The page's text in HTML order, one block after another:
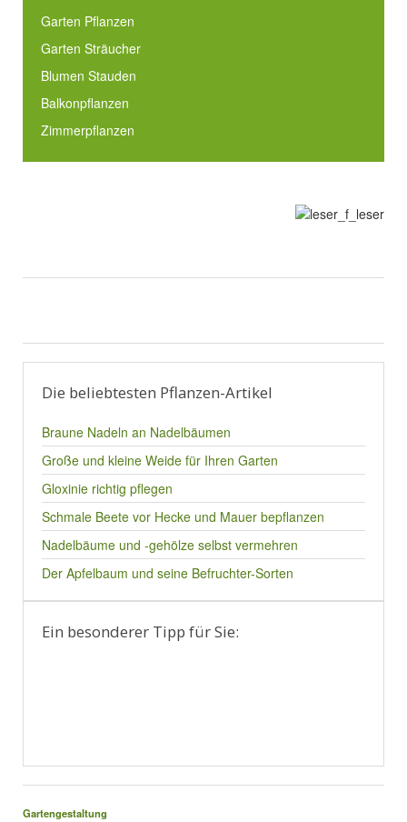
Garten Pflanzen
Garten Sträucher
Blumen Stauden
Balkonpflanzen
Zimmerpflanzen
Die beliebtesten Pflanzen-Artikel
Braune Nadeln an Nadelbäumen
Große und kleine Weide für Ihren Garten
Gloxinie richtig pflegen
Schmale Beete vor Hecke und Mauer bepflanzen
Nadelbäume und -gehölze selbst vermehren
Der Apfelbaum und seine Befruchter-Sorten
Ein besonderer Tipp für Sie:
Gartengestaltung